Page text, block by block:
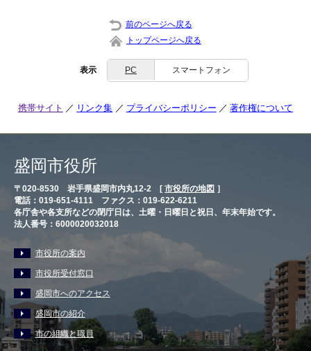
前のページへ戻る
トップページへ戻る
表示 PC スマートフォン
携帯サイト リンク集 プライバシーポリシー 著作権について
盛岡市役所
〒020-8530 岩手県盛岡市内丸12-2 [ 市役所の地図 ］
電話：019-651-4111 ファクス：019-622-6211
各庁舎や各支所などの閉庁日は、土曜・日曜日と祝日、年末年始です。
法人番号：6000020032018
市役所の案内
市役所受付窓口
盛岡市へのアクセス
盛岡市の紹介
市の組織と職員